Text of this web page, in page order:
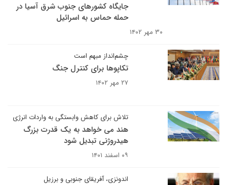
جایگاه کشورهای جنوب شرق آسیا در
حمله حماس به اسرائیل
۳۰ مهر ۱۴۰۲
چشم‌انداز مبهم است
تکاپوها برای کنترل جنگ
۲۷ مهر ۱۴۰۲
تلاش برای کاهش وابستگی به واردات انرژی
هند می خواهد به یک قدرت بزرگ
هیدروژنی تبدیل شود
۰۹ اسفند ۱۴۰۱
اندونزی، آفریقای جنوبی و برزیل